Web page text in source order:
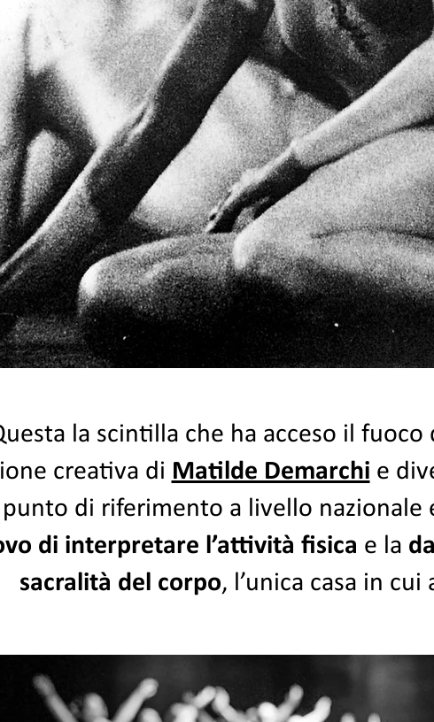
la scintilla che ha acceso il fuoco
creativa di Matilde Demarchi e
di riferimento a livello nazionale
di interpretare l’attività fisica e la
sacralità del corpo, l’unica casa in